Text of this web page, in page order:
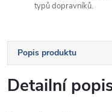
typů dopravníků.
Popis produktu
Detailní